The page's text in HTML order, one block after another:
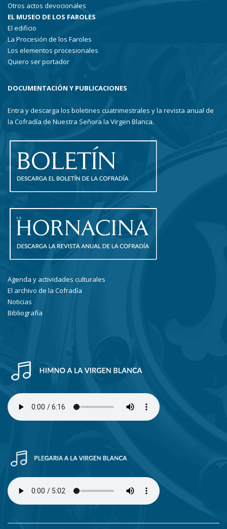
Otros actos devocionales
EL MUSEO DE LOS FAROLES
El edificio
La Procesión de los Faroles
Los elementos procesionales
Quiero ser portador
DOCUMENTACIÓN Y PUBLICACIONES
Entra y descarga los boletines cuatrimestrales y la revista anual de
la Cofradía de Nuestra Señora la Virgen Blanca.
Agenda y actividades culturales
El archivo de la Cofradía
Noticias
Bibliografía